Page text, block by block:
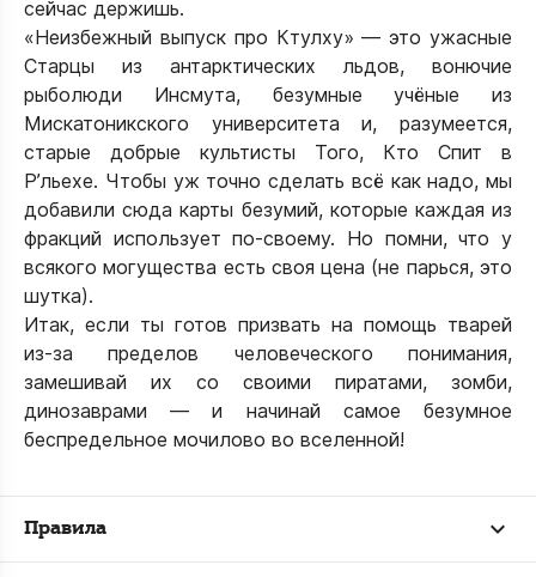
сейчас держишь.
«Неизбежный выпуск про Ктулху» — это ужасные
Старцы из антарктических льдов, вонючие
рыболюди Инсмута, безумные учёные из
Мискатоникского университета и, разумеется,
старые добрые культисты Того, Кто Спит в
Р’льехе. Чтобы уж точно сделать всё как надо, мы
добавили сюда карты безумий, которые каждая из
фракций использует по-своему. Но помни, что у
всякого могущества есть своя цена (не парься, это
шутка).
Итак, если ты готов призвать на помощь тварей
из-за пределов человеческого понимания,
замешивай их со своими пиратами, зомби,
динозаврами — и начинай самое безумное
беспредельное мочилово во вселенной!
Правила